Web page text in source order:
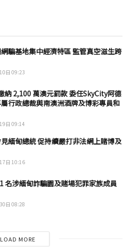
騙基地集中經濟特區 監管真空滋生跨
日 09:23
納 2,100 萬澳元罰款 委任SkyCity阿德
行政總裁與南澳洲酒牌及博彩專員和
日 09:14
緬甸總統 促持續嚴打非法網上賭博及
日 10:16
名涉緬甸詐騙園及賭場犯罪家族成員
日 08:28
LOAD MORE